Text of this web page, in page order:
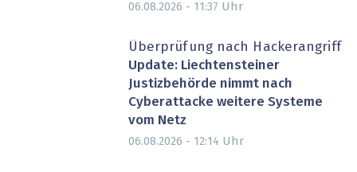
06.08.2026 - 11:37 Uhr
Überprüfung nach Hackerangriff
Update: Liechtensteiner
Justizbehörde nimmt nach
Cyberattacke weitere Systeme
vom Netz
06.08.2026 - 12:14 Uhr